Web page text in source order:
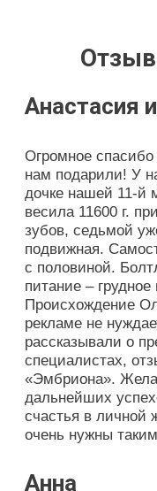
Анастасия
Огромное спасибо
нам подарили! У
дочке нашей 11-й
весила 11600 г.
зубов, седьмой
подвижная.
с половиной.
питание –
Происхождение
рекламе не
рассказывали о
специалистах,
«Эмбриона».
дальнейших
счастья в личной
очень нужны
Анна